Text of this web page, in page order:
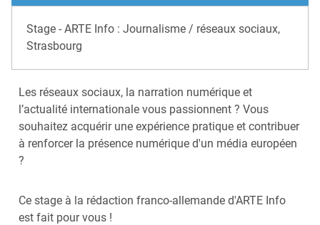
Stage - ARTE Info : Journalisme / réseaux sociaux,
Strasbourg
Les réseaux sociaux, la narration numérique et
l’actualité internationale vous passionnent ? Vous
souhaitez acquérir une expérience pratique et contribuer
à renforcer la présence numérique d'un média européen
?
Ce stage à la rédaction franco-allemande d'ARTE Info
est fait pour vous !